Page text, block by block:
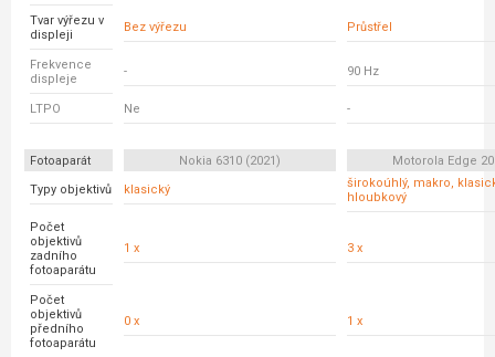
Tvar výřezu v
displeji
Bez výřezu Průstřel
Frekvence
displeje
- 90 Hz
LTPO Ne -
Fotoaparát Nokia 6310 (2021)
Motorola Edge
Typy objektivů
klasický
širokoúhlý, makro,
hloubkový
Počet
objektivů
zadního
fotoaparátu
1 x 3 x
Počet
objektivů
předního
fotoaparátu
0 x 1 x